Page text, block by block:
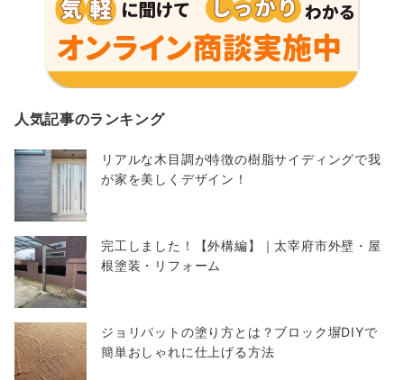
人気記事のランキング
リアルな木目調が特徴の樹脂サイディングで我
が家を美しくデザイン！
完工しました！【外構編】｜太宰府市外壁・屋
根塗装・リフォーム
ジョリパットの塗り方とは？ブロック塀DIYで
簡単おしゃれに仕上げる方法